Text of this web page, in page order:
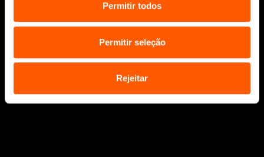
Permitir todos
Permitir seleção
Rejeitar
Bolsas Literárias
Penguin Educação (Escolas e
Bibliotecas)
Distribuição (profissionais)